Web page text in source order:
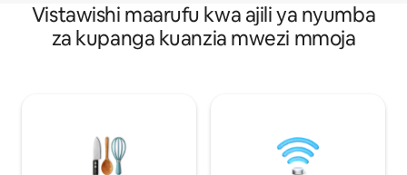
Vistawishi maarufu kwa ajili ya nyumba
za kupanga kuanzia mwezi mmoja